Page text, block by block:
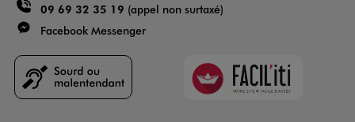
09 69 32 35 19 (appel non surtaxé)
Facebook Messenger
Faciliti